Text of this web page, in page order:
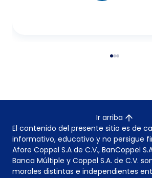
Ir arriba
El contenido del presente sitio es de
informativo, educativo y no persigue
Afore Coppel S.A de C.V., BanCoppel
Banca Múltiple y Coppel S.A. de C.V.
morales distintas e independientes